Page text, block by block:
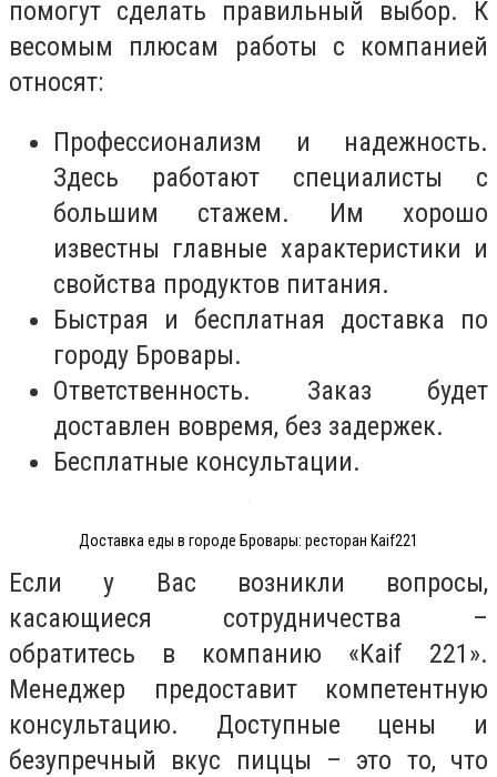
помогут сделать правильный выбор. К
весомым плюсам работы с компанией
относят:
Профессионализм и надежность.
Здесь работают специалисты с
большим стажем. Им хорошо
известны главные характеристики и
свойства продуктов питания.
Быстрая и бесплатная доставка по
городу Бровары.
Ответственность. Заказ будет
доставлен вовремя, без задержек.
Бесплатные консультации.
Доставка еды в городе Бровары: ресторан Kaif221
Если у Вас возникли вопросы,
касающиеся сотрудничества –
обратитесь в компанию «Kaif 221».
Менеджер предоставит компетентную
консультацию. Доступные цены и
безупречный вкус пиццы – это то, что